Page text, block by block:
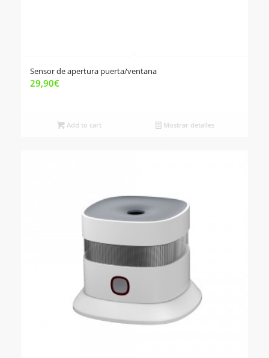
Sensor de apertura puerta/ventana
29,90€
Add to cart Mostrar detalles